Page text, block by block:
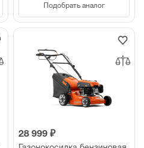
Подобрать аналог
28 999 ₽